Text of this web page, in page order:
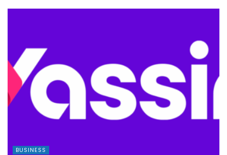
BUSINESS